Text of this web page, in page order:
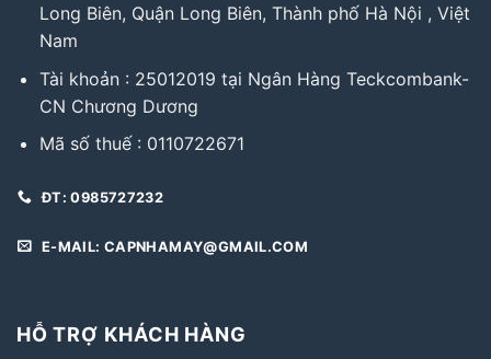
Long Biên, Quận Long Biên, Thành phố Hà Nội , Việt
Nam
Tài khoản : 25012019 tại Ngân Hàng Teckcombank-
CN Chương Dương
Mã số thuế : 0110722671
ĐT: 0985727232
E-MAIL: CAPNHAMAY@GMAIL.COM
HỖ TRỢ KHÁCH HÀNG